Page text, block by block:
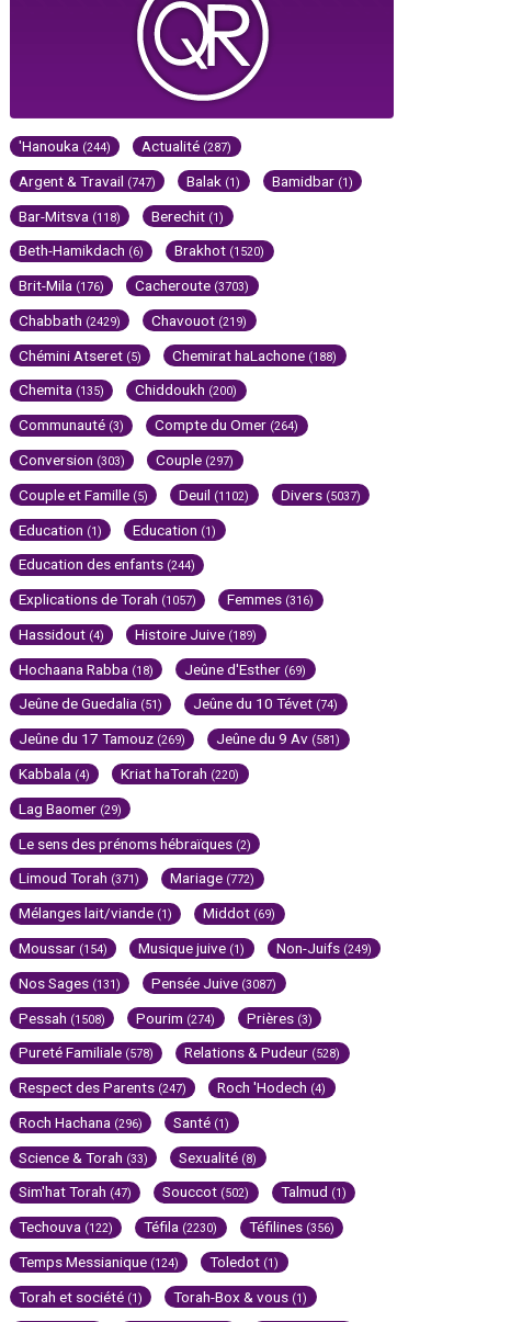
'Hanouka (244) Actualité (287)
Argent & Travail (747) Balak (1) Bamidbar (1)
Bar-Mitsva (118) Berechit (1)
Beth-Hamikdach (6) Brakhot (1520)
Brit-Mila (176) Cacheroute (3703)
Chabbath (2429) Chavouot (219)
Chémini Atseret (5) Chemirat haLachone (188)
Chemita (135) Chiddoukh (200)
Communauté (3) Compte du Omer (264)
Conversion (303) Couple (297)
Couple et Famille (5) Deuil (1102) Divers (5037)
Education (1) Education (1)
Education des enfants (244)
Explications de Torah (1057) Femmes (316)
Hassidout (4) Histoire Juive (189)
Hochaana Rabba (18) Jeûne d'Esther (69)
Jeûne de Guedalia (51) Jeûne du 10 Tévet (74)
Jeûne du 17 Tamouz (269) Jeûne du 9 Av (581)
Kabbala (4) Kriat haTorah (220)
Lag Baomer (29)
Le sens des prénoms hébraïques (2)
Limoud Torah (371) Mariage (772)
Mélanges lait/viande (1) Middot (69)
Moussar (154) Musique juive (1) Non-Juifs (249)
Nos Sages (131) Pensée Juive (3087)
Pessah (1508) Pourim (274) Prières (3)
Pureté Familiale (578) Relations & Pudeur (528)
Respect des Parents (247) Roch 'Hodech (4)
Roch Hachana (296) Santé (1)
Science & Torah (33) Sexualité (8)
Sim'hat Torah (47) Souccot (502) Talmud (1)
Techouva (122) Téfila (2230) Téfilines (356)
Temps Messianique (124) Toledot (1)
Torah et société (1) Torah-Box & vous (1)